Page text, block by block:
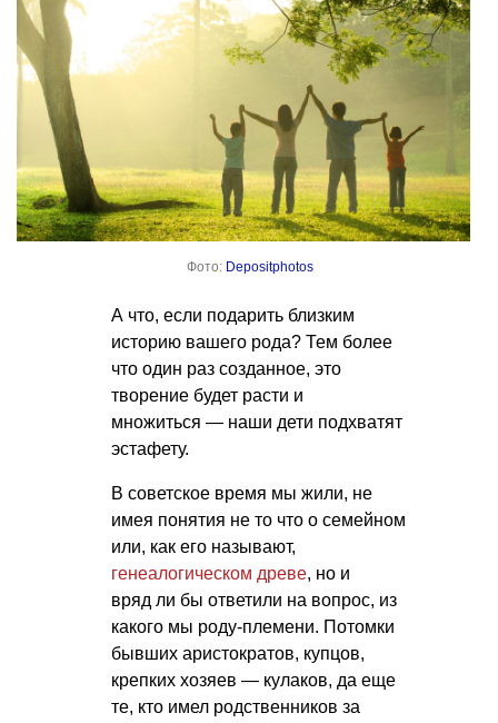
Фото: Depositphotos
А что, если подарить близким
историю вашего рода? Тем более
что один раз созданное, это
творение будет расти и
множиться — наши дети подхватят
эстафету.
В советское время мы жили, не
имея понятия не то что о семейном
или, как его называют,
генеалогическом древе, но и
вряд ли бы ответили на вопрос, из
какого мы роду-племени. Потомки
бывших аристократов, купцов,
крепких хозяев — кулаков, да еще
те, кто имел родственников за